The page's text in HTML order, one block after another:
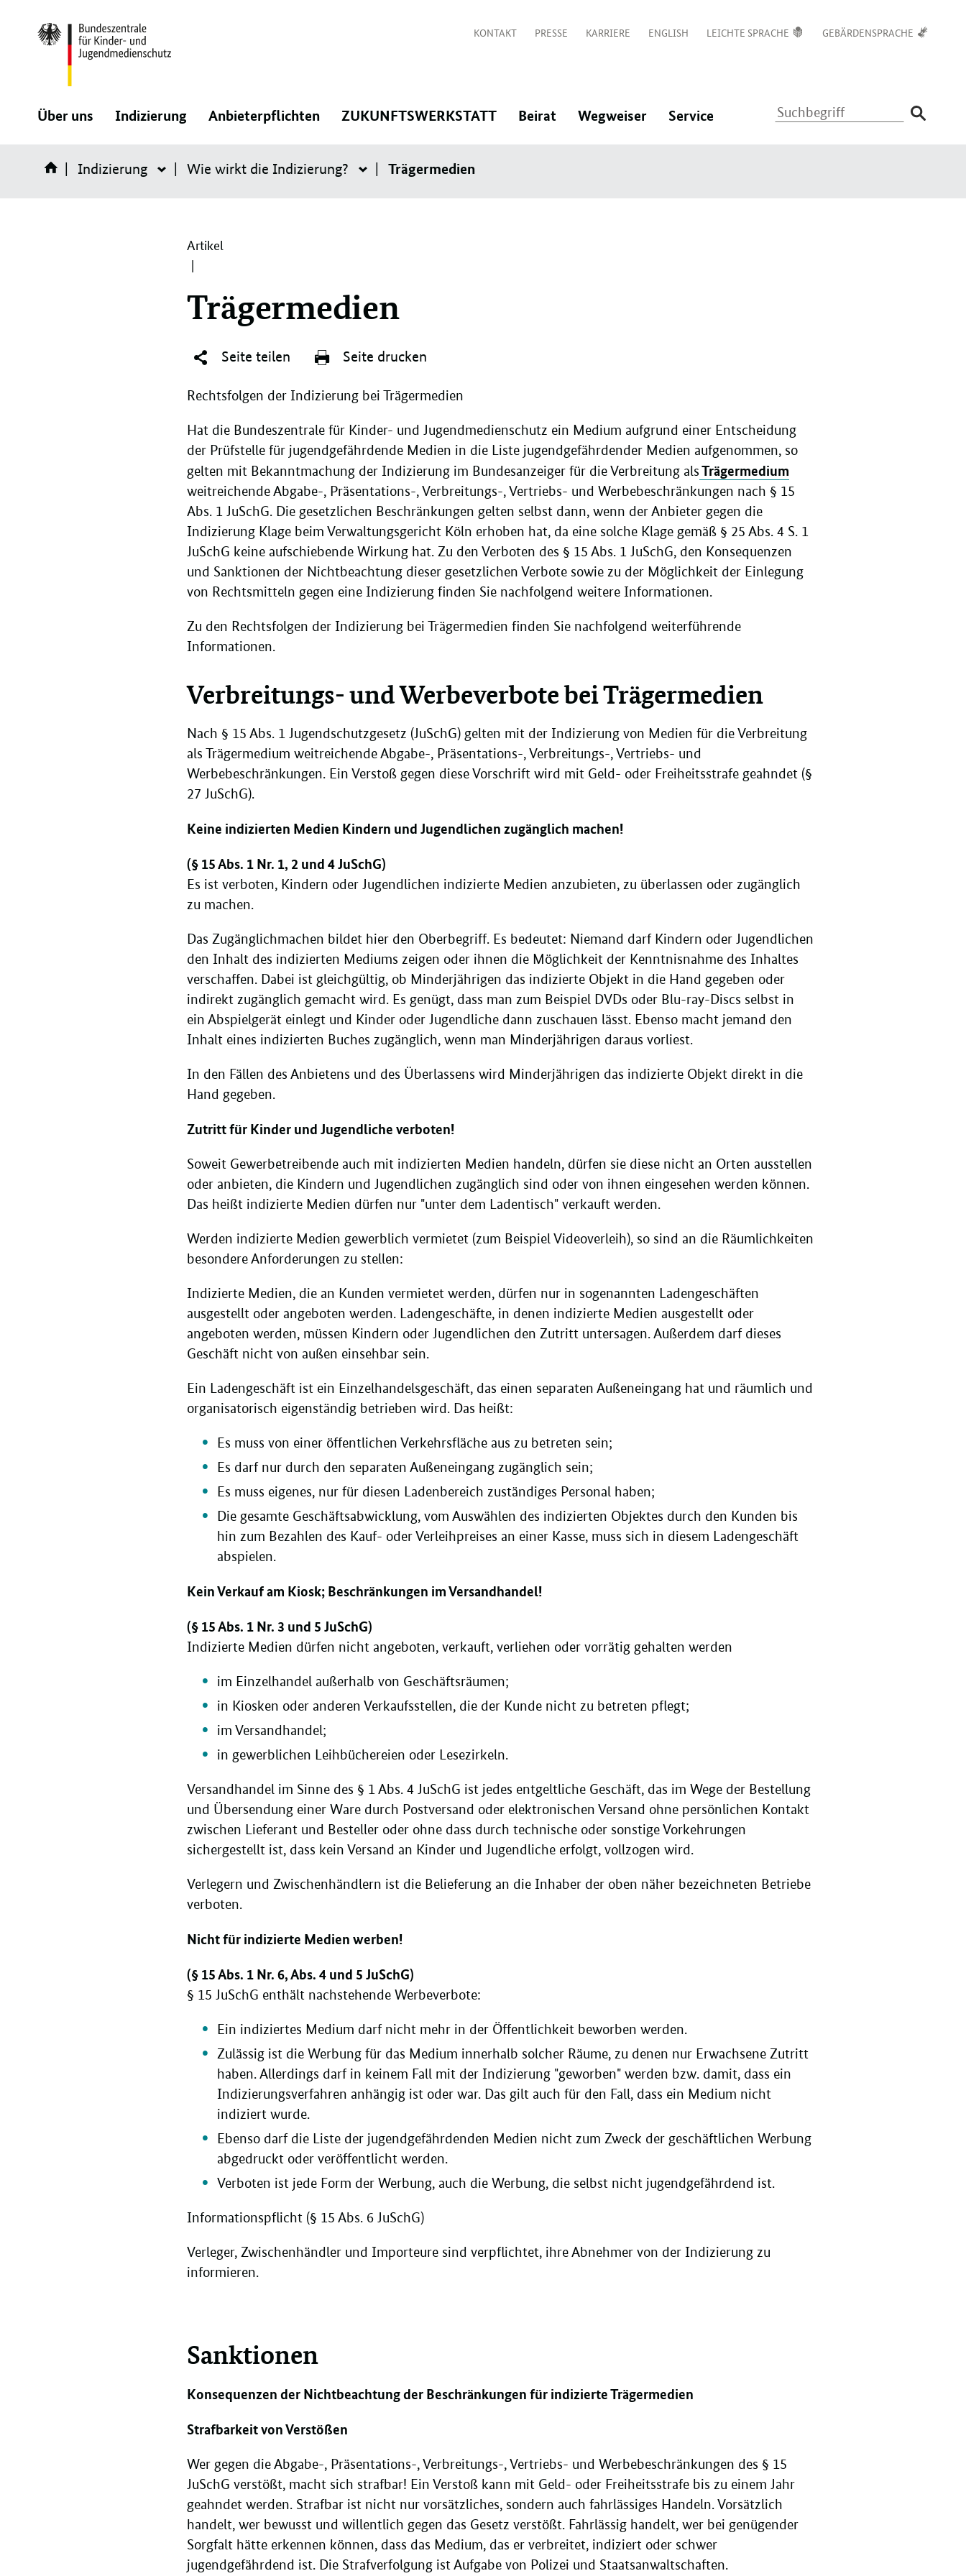
KONTAKT PRESSE KARRIERE ENGLISH LEICHTE SPRACHE GEBÄRDENSPRACHE
Über uns
öffnen/schließen
Indizierung
öffnen/schließen
Anbieterpflichten:
öffnen/schließen
ZUKUNFTSWERKSTATT:
Beirat Wegweiser:
Service Suchbegriff
Indizierung Indizierung
Wie wirkt die Indizierung?
WieTrägermedien
Trägermedien
Artikel
Seite teilen Seite drucken
Rechtsfolgen der Indizierung bei Trägermedien
Hat die Bundeszentrale für Kinder- und Jugendmedienschutz ein Medium aufgrund einer Entscheidung
der Prüfstelle für jugendgefährdende Medien in die Liste jugendgefährdender Medien aufgenommen, so
gelten mit Bekanntmachung der Indizierung im Bundesanzeiger für die Verbreitung alsTrägermedium
weitreichende Abgabe-, Präsentations-, Verbreitungs-, Vertriebs- und Werbebeschränkungen nach § 15
Abs. 1 JuSchG. Die gesetzlichen Beschränkungen gelten selbst dann, wenn der Anbieter gegen die
Indizierung Klage beim Verwaltungsgericht Köln erhoben hat, da eine solche Klage gemäß § 25 Abs. 4 S. 1
JuSchG keine aufschiebende Wirkung hat. Zu den Verboten des § 15 Abs. 1 JuSchG, den Konsequenzen
und Sanktionen der Nichtbeachtung dieser gesetzlichen Verbote sowie zu der Möglichkeit der Einlegung
von Rechtsmitteln gegen eine Indizierung finden Sie nachfolgend weitere Informationen.
Zu den Rechtsfolgen der Indizierung bei Trägermedien finden Sie nachfolgend weiterführende
Informationen.
Verbreitungs- und Werbeverbote bei Trägermedien
Nach § 15 Abs. 1 Jugendschutzgesetz (JuSchG) gelten mit der Indizierung von Medien für die Verbreitung
als Trägermedium weitreichende Abgabe-, Präsentations-, Verbreitungs-, Vertriebs- und
Werbebeschränkungen. Ein Verstoß gegen diese Vorschrift wird mit Geld- oder Freiheitsstrafe geahndet (§
27 JuSchG).
Keine indizierten Medien Kindern und Jugendlichen zugänglich machen!
(§ 15 Abs. 1 Nr. 1, 2 und 4 JuSchG)
Es ist verboten, Kindern oder Jugendlichen indizierte Medien anzubieten, zu überlassen oder zugänglich
zu machen.
Das Zugänglichmachen bildet hier den Oberbegriff. Es bedeutet: Niemand darf Kindern oder Jugendlichen
den Inhalt des indizierten Mediums zeigen oder ihnen die Möglichkeit der Kenntnisnahme des Inhaltes
verschaffen. Dabei ist gleichgültig, ob Minderjährigen das indizierte Objekt in die Hand gegeben oder
indirekt zugänglich gemacht wird. Es genügt, dass man zum Beispiel DVDs oder Blu-ray-Discs selbst in
ein Abspielgerät einlegt und Kinder oder Jugendliche dann zuschauen lässt. Ebenso macht jemand den
Inhalt eines indizierten Buches zugänglich, wenn man Minderjährigen daraus vorliest.
In den Fällen des Anbietens und des Überlassens wird Minderjährigen das indizierte Objekt direkt in die
Hand gegeben.
Zutritt für Kinder und Jugendliche verboten!
Soweit Gewerbetreibende auch mit indizierten Medien handeln, dürfen sie diese nicht an Orten ausstellen
oder anbieten, die Kindern und Jugendlichen zugänglich sind oder von ihnen eingesehen werden können.
Das heißt indizierte Medien dürfen nur "unter dem Ladentisch" verkauft werden.
Werden indizierte Medien gewerblich vermietet (zum Beispiel Videoverleih), so sind an die Räumlichkeiten
besondere Anforderungen zu stellen:
Indizierte Medien, die an Kunden vermietet werden, dürfen nur in sogenannten Ladengeschäften
ausgestellt oder angeboten werden. Ladengeschäfte, in denen indizierte Medien ausgestellt oder
angeboten werden, müssen Kindern oder Jugendlichen den Zutritt untersagen. Außerdem darf dieses
Geschäft nicht von außen einsehbar sein.
Ein Ladengeschäft ist ein Einzelhandelsgeschäft, das einen separaten Außeneingang hat und räumlich und
organisatorisch eigenständig betrieben wird. Das heißt:
Es muss von einer öffentlichen Verkehrsfläche aus zu betreten sein;
Es darf nur durch den separaten Außeneingang zugänglich sein;
Es muss eigenes, nur für diesen Ladenbereich zuständiges Personal haben;
Die gesamte Geschäftsabwicklung, vom Auswählen des indizierten Objektes durch den Kunden bis
hin zum Bezahlen des Kauf- oder Verleihpreises an einer Kasse, muss sich in diesem Ladengeschäft
abspielen.
Kein Verkauf am Kiosk; Beschränkungen im Versandhandel!
(§ 15 Abs. 1 Nr. 3 und 5 JuSchG)
Indizierte Medien dürfen nicht angeboten, verkauft, verliehen oder vorrätig gehalten werden
im Einzelhandel außerhalb von Geschäftsräumen;
in Kiosken oder anderen Verkaufsstellen, die der Kunde nicht zu betreten pflegt;
im Versandhandel;
in gewerblichen Leihbüchereien oder Lesezirkeln.
Versandhandel im Sinne des § 1 Abs. 4 JuSchG ist jedes entgeltliche Geschäft, das im Wege der Bestellung
und Übersendung einer Ware durch Postversand oder elektronischen Versand ohne persönlichen Kontakt
zwischen Lieferant und Besteller oder ohne dass durch technische oder sonstige Vorkehrungen
sichergestellt ist, dass kein Versand an Kinder und Jugendliche erfolgt, vollzogen wird.
Verlegern und Zwischenhändlern ist die Belieferung an die Inhaber der oben näher bezeichneten Betriebe
verboten.
Nicht für indizierte Medien werben!
(§ 15 Abs. 1 Nr. 6, Abs. 4 und 5 JuSchG)
§ 15 JuSchG enthält nachstehende Werbeverbote:
Ein indiziertes Medium darf nicht mehr in der Öffentlichkeit beworben werden.
Zulässig ist die Werbung für das Medium innerhalb solcher Räume, zu denen nur Erwachsene Zutritt
haben. Allerdings darf in keinem Fall mit der Indizierung "geworben" werden bzw. damit, dass ein
Indizierungsverfahren anhängig ist oder war. Das gilt auch für den Fall, dass ein Medium nicht
indiziert wurde.
Ebenso darf die Liste der jugendgefährdenden Medien nicht zum Zweck der geschäftlichen Werbung
abgedruckt oder veröffentlicht werden.
Verboten ist jede Form der Werbung, auch die Werbung, die selbst nicht jugendgefährdend ist.
Informationspflicht (§ 15 Abs. 6 JuSchG)
Verleger, Zwischenhändler und Importeure sind verpflichtet, ihre Abnehmer von der Indizierung zu
informieren.
Sanktionen
Konsequenzen der Nichtbeachtung der Beschränkungen für indizierte Trägermedien
Strafbarkeit von Verstößen
Wer gegen die Abgabe-, Präsentations-, Verbreitungs-, Vertriebs- und Werbebeschränkungen des § 15
JuSchG verstößt, macht sich strafbar! Ein Verstoß kann mit Geld- oder Freiheitsstrafe bis zu einem Jahr
geahndet werden. Strafbar ist nicht nur vorsätzliches, sondern auch fahrlässiges Handeln. Vorsätzlich
handelt, wer bewusst und willentlich gegen das Gesetz verstößt. Fahrlässig handelt, wer bei genügender
Sorgfalt hätte erkennen können, dass das Medium, das er verbreitet, indiziert oder schwer
jugendgefährdend ist. Die Strafverfolgung ist Aufgabe von Polizei und Staatsanwaltschaften.